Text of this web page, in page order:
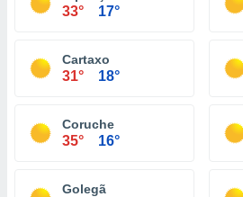
33° 17°
Cartaxo
31° 18°
Coruche
35° 16°
Golegã